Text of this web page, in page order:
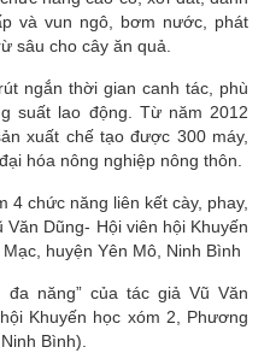
và vun ngô, bơm nước, phát
sâu cho cây ăn quả.
ngắn thời gian canh tác, phù
suất lao động. Từ năm 2012
xuất chế tạo được 300 máy,
hóa nông nghiệp nông thôn.
4 chức năng liên kết cày, phay,
Dũng- Hội viên hội Khuyến
huyện Yên Mô, Ninh Bình
năng” của tác giả Vũ Văn
Khuyến học xóm 2, Phương
Bình).